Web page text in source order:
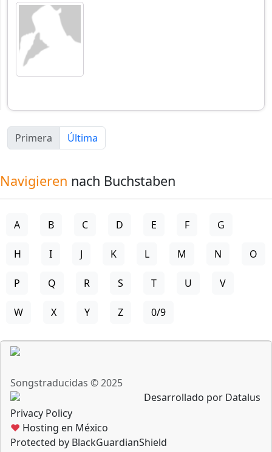
Primera Última
Navigieren nach Buchstaben
A B C D E F G
H I J K L M N O
P Q R S T U V
W X Y Z 0/9
Songstraducidas © 2025
Desarrollado por Datalus
Privacy Policy
♥ Hosting en México
Protected by BlackGuardianShield